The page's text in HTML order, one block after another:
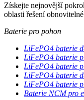
Získejte nejnovější
oblasti řešení
Baterie pro pohon
LiFePO4 baterie
LiFePO4 baterie
LiFePO4 baterie
LiFePO4 baterie
LiFePO4 baterie
Baterie NCM pro